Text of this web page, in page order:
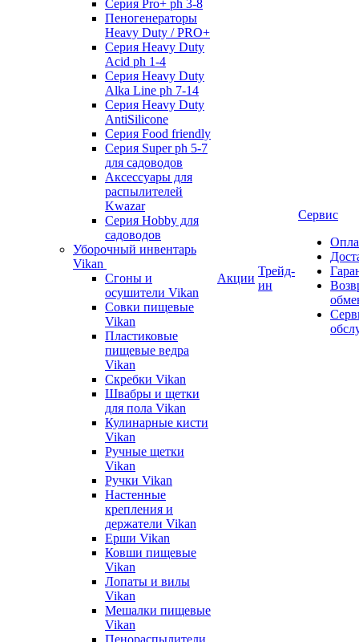
Серия Pro+ ph 3-8
Пеногенераторы
Heavy Duty / PRO+
Серия Heavy Duty
Acid ph 1-4
Серия Heavy Duty
Alka Line ph 7-14
Серия Heavy Duty
AntiSilicone
Серия Food friendly
Серия Super ph 5-7
для садоводов
Аксессуары для
распылителей
Kwazar
Серия Hobby для
садоводов
Уборочный инвентарь
Vikan
Сгоны и
осушители Vikan
Совки пищевые
Vikan
Пластиковые
пищевые ведра
Vikan
Скребки Vikan
Швабры и щетки
для пола Vikan
Кулинарные кисти
Vikan
Ручные щетки
Vikan
Ручки Vikan
Настенные
крепления и
держатели Vikan
Ерши Vikan
Ковши пищевые
Vikan
Лопаты и вилы
Vikan
Мешалки пищевые
Vikan
Пенораспылители
Акции
Трейд-
ин
Сервис